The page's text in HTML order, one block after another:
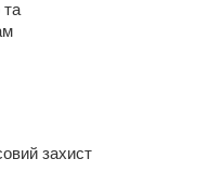
та
захист